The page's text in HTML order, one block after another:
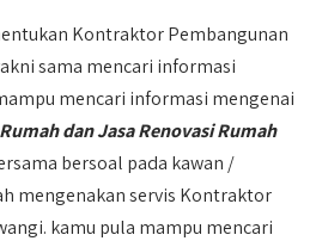
Kontraktor Pembangunan
sama mencari informasi
mencari informasi mengenai
dan Jasa Renovasi Rumah
bersoal pada kawan /
mengenakan servis Kontraktor
kamu pula mampu mencari